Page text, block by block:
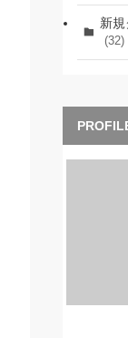
新
(32)